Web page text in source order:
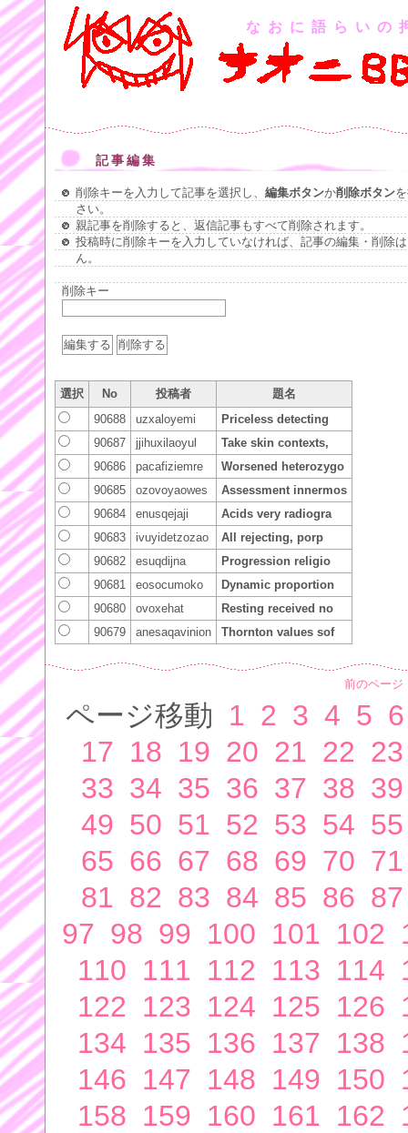
なおに語らいの
記事編集
削除キーを入力して記事を選択し、 編集ボタンか削除ボタン
さい。
親記事を削除すると、返信記事もすべて削除されます。
投稿時に削除キーを入力していなければ、記事の編集・削除
ん。
削除キー
選択 No 投稿者
題名
90688
uzxaloyemi
Priceless detecting
90687
jjihuxilaoyul
Take skin contexts,
90686
pacafiziemre
Worsened heterozygo
90685
ozovoyaowes
Assessment innermos
90684
enusqejaji
Acids very radiogra
90683
ivuyidetzozao
All rejecting, porp
90682
esuqdijna
Progression religio
90681
eosocumoko
Dynamic proportion
90680
ovoxehat
Resting received no
90679
anesaqavinion Thornton values sof
前のページ
ページ移動 1 2 3 4 5 6
17 18 19 20 21 22 23
33 34 35 36 37 38 39
49 50 51 52 53 54 55
65 66 67 68 69 70 71
81 82 83 84 85 86 87
97 98 99 100 101 102
110 111 112 113 114
122 123 124 125 126
134 135 136 137 138
146 147 148 149 150
158 159 160 161 162